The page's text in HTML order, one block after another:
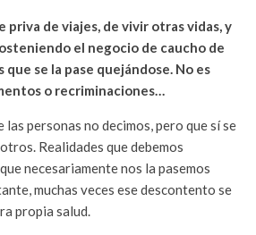
priva de viajes, de vivir otras vidas, y
el negocio de caucho de
que se la pase quejándose. No es
o recriminaciones…
las personas no decimos, pero que sí se
Realidades que debemos
necesariamente nos la pasemos
muchas veces ese descontento se
propia salud.